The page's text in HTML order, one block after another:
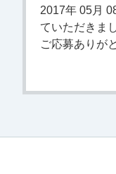
2017年 05月
ていただきま
ご応募ありが